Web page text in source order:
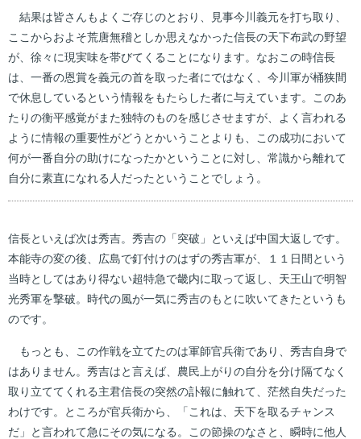
結果は皆さんもよくご存じのとおり、見事今川義元を打ち取り、
ここからおよそ荒唐無稽としか思えなかった信長の天下布武の野望
が、徐々に現実味を帯びてくることになります。なおこの時信長
は、一番の恩賞を義元の首を取った者にではなく、今川軍が桶狭間
で休息しているという情報をもたらした者に与えています。このあ
たりの衡平感覚がまた独特のものを感じさせますが、よく言われる
ように情報の重要性がどうとかいうことよりも、この成功において
何が一番自分の助けになったかということに対し、常識から離れて
自分に素直になれる人だったということでしょう。
信長といえば次は秀吉。秀吉の「突破」といえば中国大返しです。
本能寺の変の後、広島で釘付けのはずの秀吉軍が、１１日間という
当時としてはあり得ない超特急で畿内に取って返し、天王山で明智
光秀軍を撃破。時代の風が一気に秀吉のもとに吹いてきたというも
のです。
もっとも、この作戦を立てたのは軍師官兵衛であり、秀吉自身で
はありません。秀吉はと言えば、農民上がりの自分を分け隔てなく
取り立ててくれる主君信長の突然の訃報に触れて、茫然自失だった
わけです。ところが官兵衛から、「これは、天下を取るチャンス
だ」と言われて急にその気になる。この節操のなさと、瞬時に他人